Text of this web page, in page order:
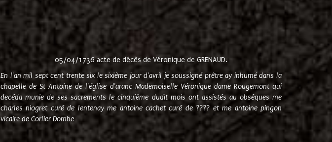
05/04/1736 acte de décès de Véronique de GRENAUD.
En l'an mil sept cent trente six le sixième jour d'avril je soussigné prêtre ay inhumé dans la
chapelle de St Antoine de l'église d'aranc Mademoiselle Véronique dame Rougemont qui
decéda munie de ses sacrements le cinquième dudit mois ont assistés au obsèques me
charles niogret curé de lentenay me antoine cachet curé de ???? et me antoine pingon
vicaire de Corlier Dombe